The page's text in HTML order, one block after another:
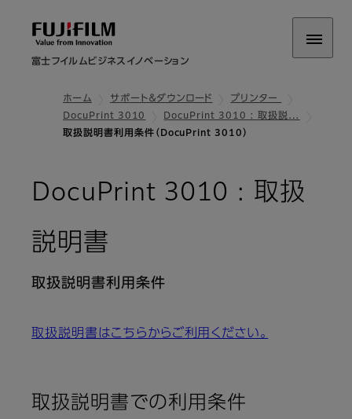
富士フイルムビジネスイノベーション
ホーム サポート＆ダウンロード
プリンター
DocuPrint 3010
DocuPrint 3010 : 取扱説…
取扱説明書利用条件（DocuPrint 3010）
DocuPrint 3010 : 取扱
説明書
取扱説明書利用条件
取扱説明書はこちらからご利用ください。
取扱説明書での利用条件